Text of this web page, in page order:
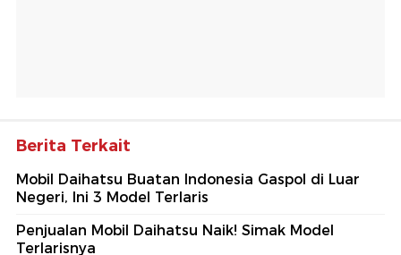
Berita Terkait
Mobil Daihatsu Buatan Indonesia Gaspol di Luar
Negeri, Ini 3 Model Terlaris
Penjualan Mobil Daihatsu Naik! Simak Model
Terlarisnya